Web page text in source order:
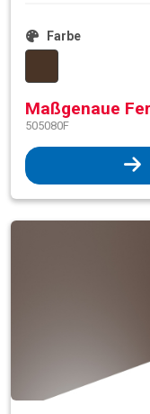
Farbe
Maßgenaue
505080F